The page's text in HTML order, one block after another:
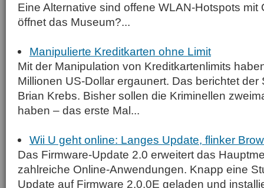
Eine Alternative sind offene WLAN-Hotspots mit
öffnet das Museum?...
Manipulierte Kreditkarten ohne Limit
Mit der Manipulation von Kreditkartenlimits
Millionen US-Dollar ergaunert. Das berichtet der
Brian Krebs. Bisher sollen die Kriminellen
haben – das erste Mal...
Wii U geht online: Langes Update, flinker
Das Firmware-Update 2.0 erweitert das
zahlreiche Online-Anwendungen. Knapp eine
Update auf Firmware 2.0.0E geladen und